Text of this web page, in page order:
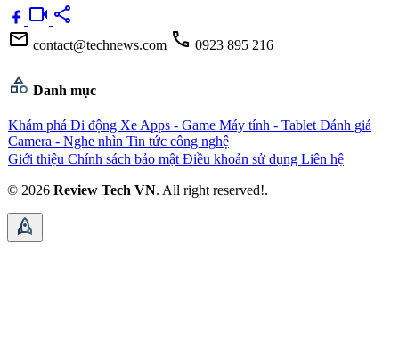
videocam share
mail contact@technews.com call 0923 895 216
category Danh mục
Khám phá Di động Xe Apps - Game Máy tính - Tablet Đánh giá
Camera - Nghe nhìn Tin tức công nghệ
Giới thiệu Chính sách bảo mật Điều khoản sử dụng Liên hệ
© 2026 Review Tech VN. All right reserved!.
rocket